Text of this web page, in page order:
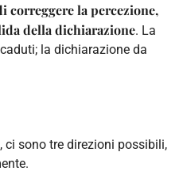
correggere la percezione,
della dichiarazione. La
la dichiarazione da
sono tre direzioni possibili,